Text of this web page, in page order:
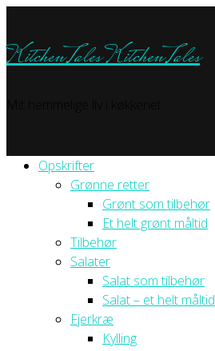
KitchenTalesKitchenTales
Opskrifter
Grønne retter
Grønt som tilbehør
Et helt grønt måltid
Tilbehør
Salater
Salat som tilbehør
Salat – et helt måltid
Fjerkræ
Kylling